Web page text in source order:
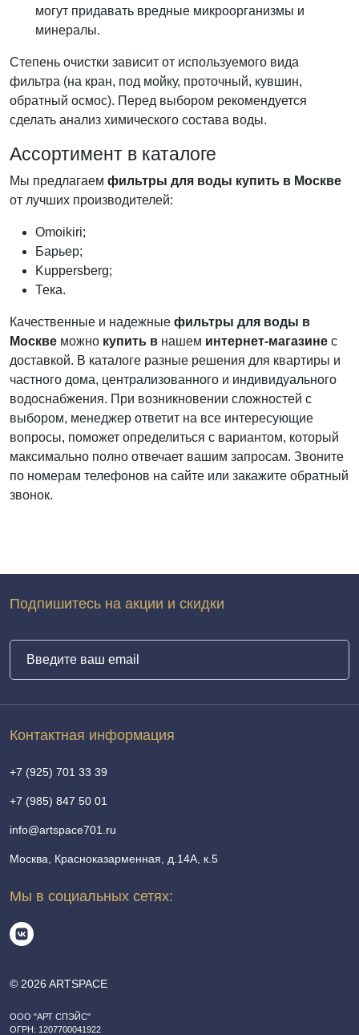
могут придавать вредные микроорганизмы и
минералы.
Степень очистки зависит от используемого вида
фильтра (на кран, под мойку, проточный, кувшин,
обратный осмос). Перед выбором рекомендуется
сделать анализ химического состава воды.
Ассортимент в каталоге
Мы предлагаем фильтры для воды купить в Москве
от лучших производителей:
Omoikiri;
Барьер;
Kuppersberg;
Тека.
Качественные и надежные фильтры для воды в
Москве можно купить в нашем интернет-магазине с
доставкой. В каталоге разные решения для квартиры и
частного дома, централизованного и индивидуального
водоснабжения. При возникновении сложностей с
выбором, менеджер ответит на все интересующие
вопросы, поможет определиться с вариантом, который
максимально полно отвечает вашим запросам. Звоните
по номерам телефонов на сайте или закажите обратный
звонок.
© 2026 ARTSPACE
ООО "АРТ СПЭЙС"
ОГРН: 1207700041922
Контактная информация
+7 (925) 701 33 39
+7 (985) 847 50 01
info@artspace701.ru
Москва, Красноказарменная, д.14А, к.5
Мы в социальных сетях:
Подпишитесь на акции и скидки